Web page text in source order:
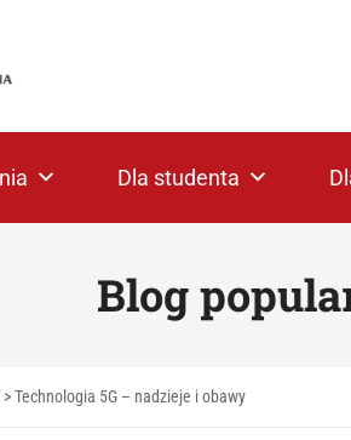
Dla studenta
Blog
>Technologia 5G – nadzieje i obawy